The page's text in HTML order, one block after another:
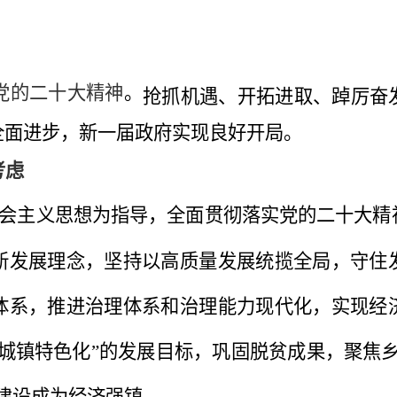
的二十大精神。 抢抓机遇、开拓进取、踔厉
进步， 新一届政府实现良好开局。
虑
主义思想为指导，全面贯彻落实党的二十大
展理念，坚持以高质量发展统揽全局，守
，推进治理体系和治理能力现代化，实现
镇特色化”的发展目标，巩固脱贫成果，聚焦